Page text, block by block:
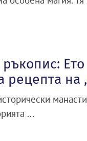
рецепта на
...